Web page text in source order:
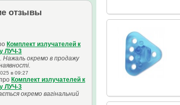
отзывы
Комплект излучателей к
ЛУЧ-3
Нажаль окремо в продажу
в 09:27
Комплект излучателей к
ЛУЧ-3
окремо вагінальний